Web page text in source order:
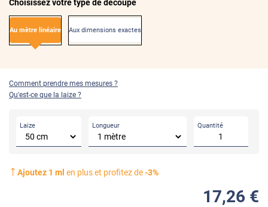
Choisissez votre type de découpe
Au mètre linéaire Aux dimensions exactes
Comment prendre mes mesures ?
Qu'est-ce que la laize ?
Laize Longueur Quantité
Ajoutez 1 ml en plus et profitez de-3%
17,26 €